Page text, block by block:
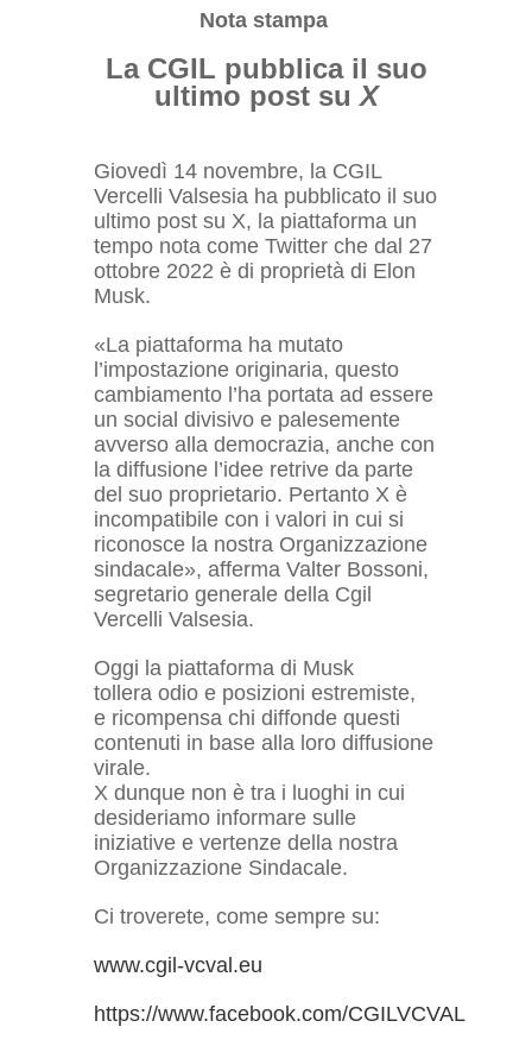
Nota stampa
La CGIL pubblica il suo
ultimo post su X
Giovedì 14 novembre, la CGIL
Vercelli Valsesia ha pubblicato il suo
ultimo post su X, la piattaforma un
tempo nota come Twitter che dal 27
ottobre 2022 è di proprietà di Elon
Musk.
«La piattaforma ha mutato
l’impostazione originaria, questo
cambiamento l’ha portata ad essere
un social divisivo e palesemente
avverso alla democrazia, anche con
la diffusione l’idee retrive da parte
del suo proprietario. Pertanto X è
incompatibile con i valori in cui si
riconosce la nostra Organizzazione
sindacale», afferma Valter Bossoni,
segretario generale della Cgil
Vercelli Valsesia.
Oggi la piattaforma di Musk
tollera odio e posizioni estremiste,
e ricompensa chi diffonde questi
contenuti in base alla loro diffusione
virale.
X dunque non è tra i luoghi in cui
desideriamo informare sulle
iniziative e vertenze della nostra
Organizzazione Sindacale.
Ci troverete, come sempre su:
www.cgil-vcval.eu
https://www.facebook.com/CGILVCVAL